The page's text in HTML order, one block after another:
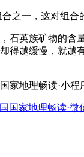
之一，这对组
石英族矿物的含
得越缓慢，就越
国家地理畅读·微